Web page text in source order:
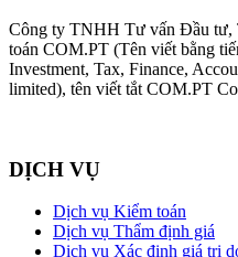
Công ty TNHH Tư vấn Đầu tư,
toán COM.PT (Tên viết bằng
Investment, Tax, Finance,
limited), tên viết tắt COM.PT
DỊCH VỤ
Dịch vụ Kiểm toán
Dịch vụ Thẩm định giá
Dịch vụ Xác định giá trị